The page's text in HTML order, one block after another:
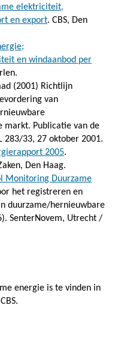
elektriciteit,
en export. CBS, Den
en windaanbod per
(2001) Richtlijn
van
markt. Publicatie van de
283/33, 27 oktober 2001.
2005.
Den Haag.
Monitoring Duurzame
het registreren en
duurzame/hernieuwbare
SenterNovem, Utrecht /
energie is te vinden in